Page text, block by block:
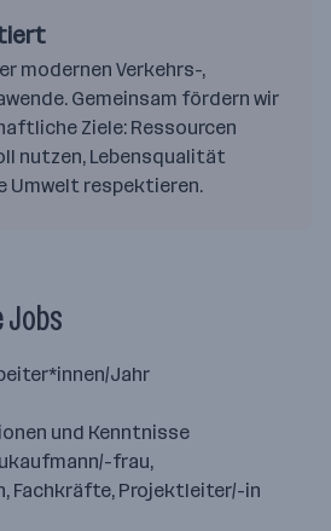
modernen Verkehrs-,
Gemeinsam fördern wir
Ziele: Ressourcen
nutzen, Lebensqualität
Umwelt respektieren.
Jobs
Jahr
und Kenntnisse
frau,
Fachkräfte, Projektleiter/-in